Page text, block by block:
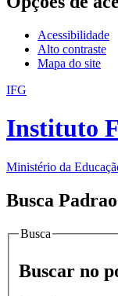
Acessibilidade
Alto contraste
Mapa do site
IFG
Instituto
Ministério da
Busca Padrao
Busca
Buscar no